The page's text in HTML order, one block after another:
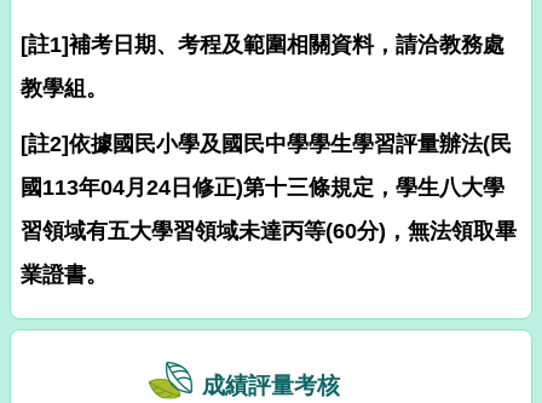
[註1]補考日期、考程及範圍相關資料，請洽教務處
教學組。
[註2]依據國民小學及國民中學學生學習評量辦法(民
國113年04月24日修正)第十三條規定，學生八大學
習領域有五大學習領域未達丙等(60分)，無法領取畢
業證書。
成績評量考核